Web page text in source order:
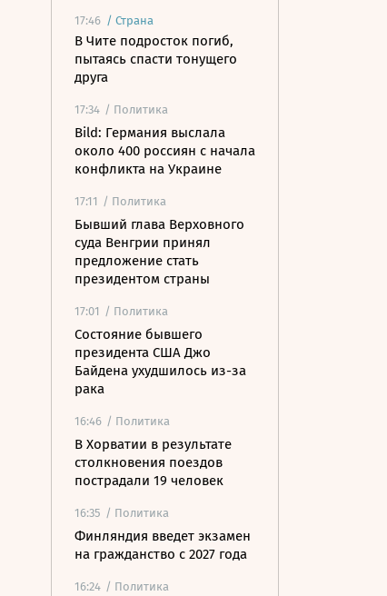
17:46 / Страна
В Чите подросток погиб,
пытаясь спасти тонущего
друга
17:34 / Политика
Bild: Германия выслала
около 400 россиян с начала
конфликта на Украине
17:11 / Политика
Бывший глава Верховного
суда Венгрии принял
предложение стать
президентом страны
17:01 / Политика
Состояние бывшего
президента США Джо
Байдена ухудшилось из-за
рака
16:46 / Политика
В Хорватии в результате
столкновения поездов
пострадали 19 человек
16:35 / Политика
Финляндия введет экзамен
на гражданство с 2027 года
16:24 / Политика